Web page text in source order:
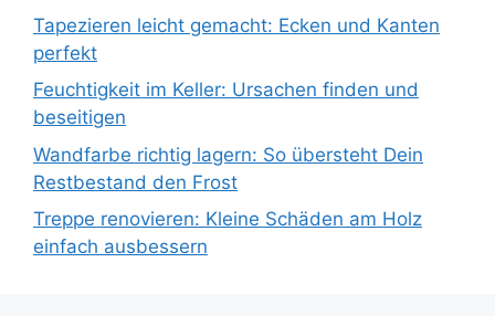
Tapezieren leicht gemacht: Ecken und Kanten
perfekt
Feuchtigkeit im Keller: Ursachen finden und
beseitigen
Wandfarbe richtig lagern: So übersteht Dein
Restbestand den Frost
Treppe renovieren: Kleine Schäden am Holz
einfach ausbessern